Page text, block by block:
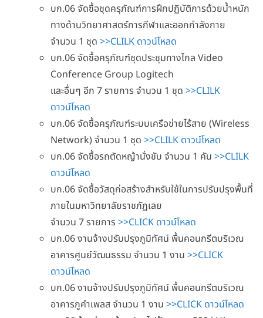
บก.06 จัดซื้อชุดครุภัณฑ์การฝึกปฏิบัติการด้วยน้ำหนัก
ทางด้านวิทยาศาสตร์การกีฬาและออกกำลังกาย
จำนวน 1 ชุด >>CLILK ดาวน์โหลด
บก.06 จัดซื้อครุภัณฑ์ชุดประชุมทางไกล Video
Conference Group Logitech
และอื่นๆ อีก 7 รายการ จำนวน 1 ชุด >>CLILK
ดาวน์โหลด
บก.06 จัดซื้อครุภัณฑ์ระบบเครือข่ายไร้สาย (Wireless
Network) จำนวน 1 ชุด >>CLILK ดาวน์โหลด
บก.06 จัดซื้อรถตัดหญ้านั่งขับ จำนวน 1 คัน >>CLILK
ดาวน์โหลด
บก.06 จัดซื้อวัสดุก่อสร้างสำหรับใช้ในการปรับปรุงพื้นที่
ภายในมหาวิทยาลัยราชภัฏเลย
จำนวน 7 รายการ>>CLICK ดาวน์โหลด
บก.06 งานจ้างปรับปรุงภูมิทัศน์ พื้นคอนกรีตบริเวณ
อาคารศูนย์วัฒนธรรม จำนวน 1 งาน >>CLICK
ดาวน์โหลด
บก.06 งานจ้างปรับปรุงภูมิทัศน์ พื้นคอนกรีตบริเวณ
อาคารภูคำเพลส จำนวน 1 งาน >>CLICK ดาวน์โหลด